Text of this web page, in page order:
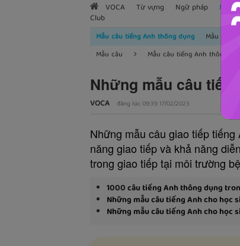
VOCA Từ vựng Ngữ pháp Mẫu
Club
Mẫu câu tiếng Anh thông dụng Mẫu câu
Mẫu câu
Mẫu câu tiếng Anh thông dụng
Những mẫu câu
VOCA đăng lúc 09:39 17/02/2023
Những mẫu câu giao tiếp
năng giao tiếp và khả năng
trong giao tiếp tại môi trường
1000 câu tiếng Anh thông dụng
Những mẫu câu tiếng Anh cho học
Những mẫu câu tiếng Anh cho học